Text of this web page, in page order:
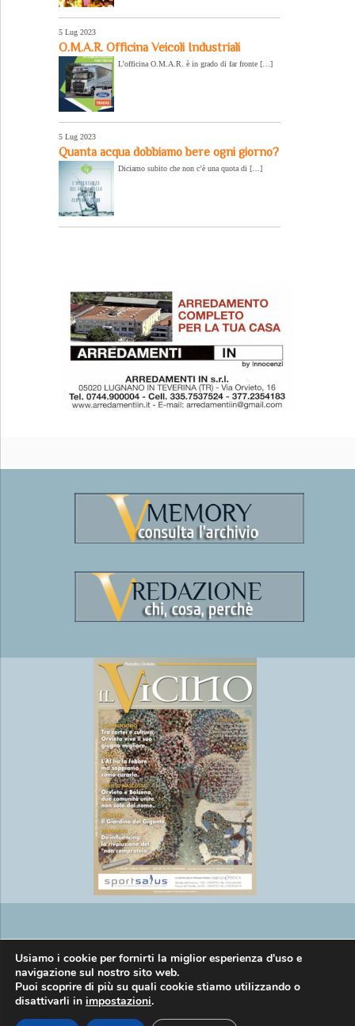
5 Lug 2023
O.M.A.R. Officina Veicoli Industriali
L’officina O.M.A.R. è in grado di far fronte […]
5 Lug 2023
Quanta acqua dobbiamo bere ogni giorno?
Diciamo subito che non c’è una quota di […]
Copyright © EasyMedia srl P.IVA
01269920557 |
Usiamo i cookie per fornirti la miglior esperienza d'uso e
navigazione sul nostro sito web.
Puoi scoprire di più su quali cookie stiamo utilizzando o
disattivarli in impostazioni.